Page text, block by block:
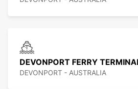
DEVONPORT FERRY
DEVONPORT - AUSTRALIA